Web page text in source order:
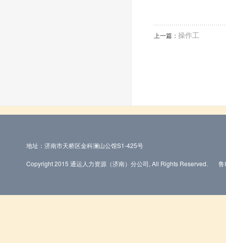
上一篇： 操作工
地址：济南市天桥区金科澜山公馆S1-425号
Copyright 2015 通运人力资源（济南）分公司, All Rights Reserved.